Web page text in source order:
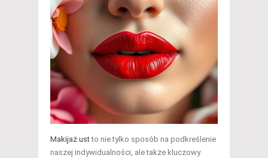
Makijaż ustto nie tylko sposób na podkreślenie
naszej indywidualności, ale także kluczowy